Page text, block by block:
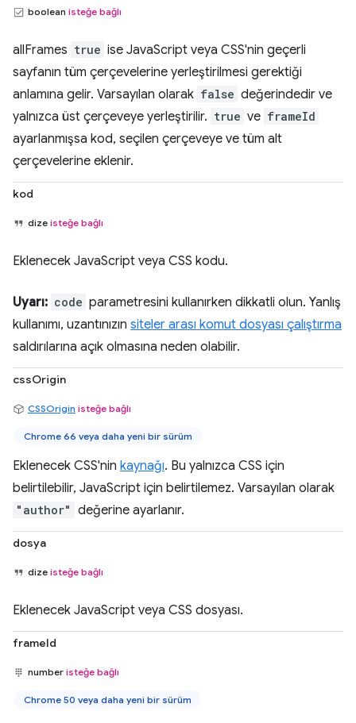
boolean isteğe bağlı
allFrames true ise JavaScript veya CSS'nin geçerli
sayfanın tüm çerçevelerine yerleştirilmesi gerektiği
anlamına gelir. Varsayılan olarak false değerindedir ve
yalnızca üst çerçeveye yerleştirilir. true ve frameId
ayarlanmışsa kod, seçilen çerçeveye ve tüm alt
çerçevelerine eklenir.
kod
dize isteğe bağlı
Eklenecek JavaScript veya CSS kodu.
Uyarı: code parametresini kullanırken dikkatli olun. Yanlış
kullanımı, uzantınızın siteler arası komut dosyası çalıştırma
saldırılarına açık olmasına neden olabilir.
cssOrigin
CSSOrigin isteğe bağlı
Chrome 66 veya daha yeni bir sürüm
Eklenecek CSS'nin kaynağı. Bu yalnızca CSS için
belirtilebilir, JavaScript için belirtilemez. Varsayılan olarak
"author" değerine ayarlanır.
dosya
dize isteğe bağlı
Eklenecek JavaScript veya CSS dosyası.
frameId
number isteğe bağlı
Chrome 50 veya daha yeni bir sürüm